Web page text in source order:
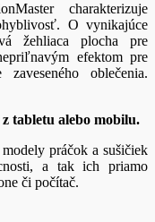
charakterizuje
O vynikajúce
žehliaca plocha pre
efektom pre
oblečenia.
tabletu alebo mobilu.
práčok a sušičiek
a tak ich priamo
či počítač.